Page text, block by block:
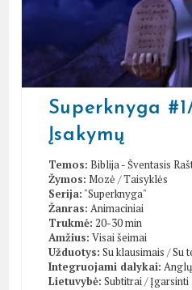
Superknyga
Įsakymų
Temos: Biblija - Šventasis
Žymos: Mozė /Taisyklės
Serija: "Superknyga"
Žanras: Animaciniai
Trukmė: 20-30 min
Amžius: Visai šeimai
Užduotys: Su klausimais /Su
Integruojami dalykai:
Lietuvybė: Subtitrai /Įgarsinti